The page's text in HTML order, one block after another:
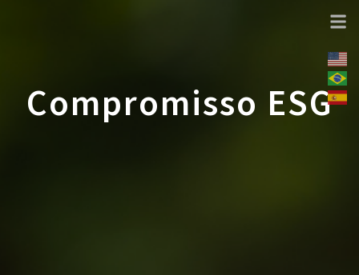
Compromisso ESG